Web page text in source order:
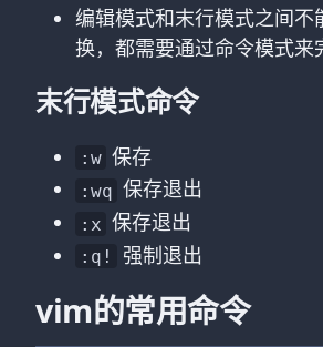
编辑模式和末行模式之间不
换，都需要通过命令模式来
末行模式命令
:w 保存
:wq 保存退出
:x 保存退出
:q! 强制退出
vim的常用命令